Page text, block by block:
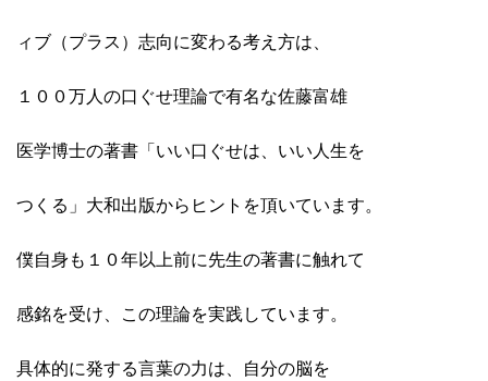
ィブ（プラス）志向に変わる考え方は、
１００万人の口ぐせ理論で有名な佐藤富雄
医学博士の著書「いい口ぐせは、いい人生を
つくる」大和出版からヒントを頂いています。
僕自身も１０年以上前に先生の著書に触れて
感銘を受け、この理論を実践しています。
具体的に発する言葉の力は、自分の脳を